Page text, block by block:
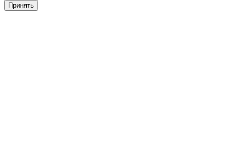
Принять